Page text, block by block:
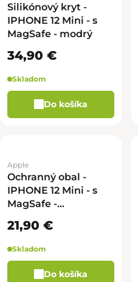
Silikónový kryt -
IPHONE 12 Mini - s
MagSafe - modrý
34,90 €
Skladom
Do košíka
Apple
Ochranný obal -
IPHONE 12 Mini - s
MagSafe -
21,90 €
Skladom
Do košíka